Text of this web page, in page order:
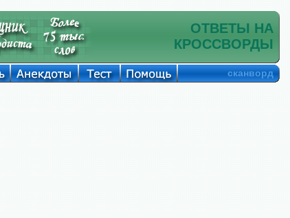
ОТВЕТЫ НА
КРОССВОРДЫ
сканворд